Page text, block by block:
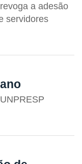
a adesão
servidores